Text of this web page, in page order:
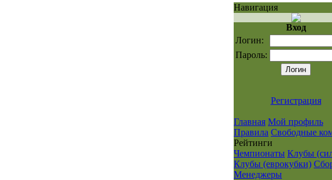
Навигация
Вход
Логин:
Пароль:
Регистрация
Главная Мой профиль
Правила Свободные
Рейтинги
Чемпионаты Клубы
Клубы (еврокубки)
Менеджеры